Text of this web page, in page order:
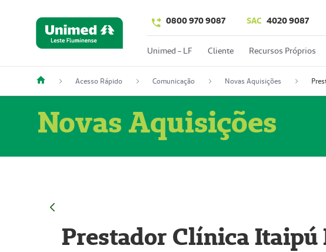
0800 970 9087 SAC 4020 9087
Unimed - LF Cliente Recursos Próprios
Acesso Rápido Comunicação Novas Aquisições
Novas Aquisições
Prestador Clínica